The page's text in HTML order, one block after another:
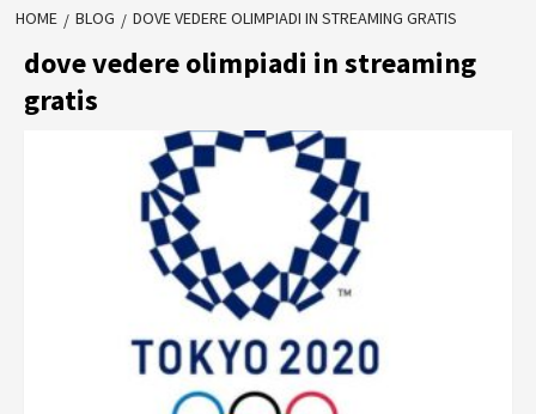
HOME BLOG DOVE VEDERE OLIMPIADI IN STREAMING GRATIS
dove vedere olimpiadi in streaming
gratis